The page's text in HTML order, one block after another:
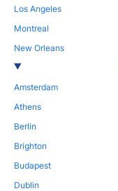
Los Angeles
Montreal
New Orleans
Amsterdam
Athens
Berlin
Brighton
Budapest
Dublin